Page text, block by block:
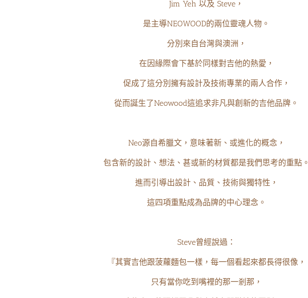
Jim Yeh 以及 Steve，
是主導NEOWOOD的兩位靈魂人物。
分別來自台灣與澳洲，
在因緣際會下基於同樣對吉他的熱愛，
促成了這分別擁有設計及技術專業的兩人合作，
從而誕生了Neowood這追求非凡與創新的吉他品牌。
Neo源自希臘文，意味著新、或進化的概念，
包含新的設計、想法、甚或新的材質都是我們思考的重點。
進而引導出設計、品質、技術與獨特性，
這四項重點成為品牌的中心理念。
Steve曾經說過：
『其實吉他跟菠蘿麵包一樣，每一個看起來都長得很像，
只有當你吃到嘴裡的那一剎那，